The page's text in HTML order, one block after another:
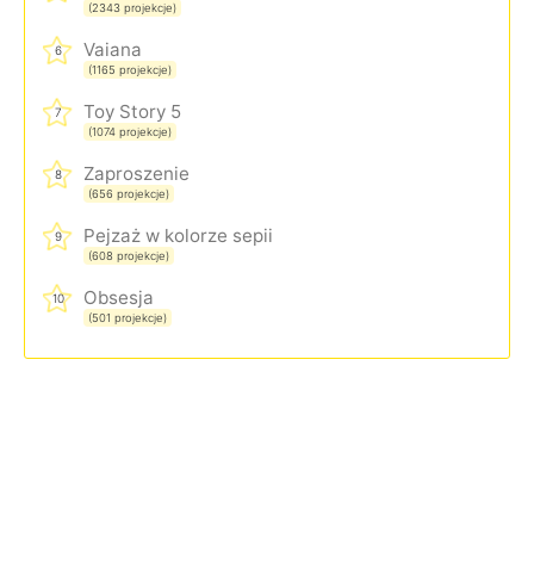
(2343 projekcje)
6 Vaiana
(1165 projekcje)
7 Toy Story 5
(1074 projekcje)
8 Zaproszenie
(656 projekcje)
9 Pejzaż w kolorze sepii
(608 projekcje)
10 Obsesja
(501 projekcje)